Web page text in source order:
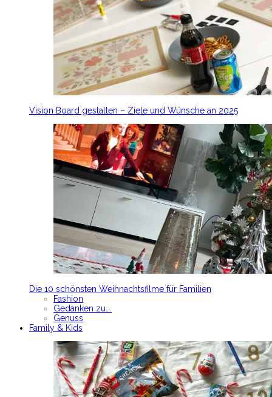
Vision Board gestalten – Ziele und Wünsche an 2025
Die 10 schönsten Weihnachtsfilme für Familien
Fashion
Gedanken zu….
Genuss
Family & Kids